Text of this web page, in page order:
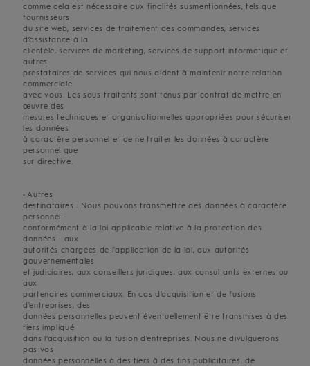
comme cela est nécessaire aux finalités susmentionnées, tels que
fournisseurs
du site web, services de traitement des commandes, services
d’assistance à la
clientèle, services de marketing, services de support informatique et
autres
prestataires de services qui nous aident à maintenir notre relation
commerciale
avec vous. Les sous-traitants sont tenus par contrat de mettre en
œuvre des
mesures techniques et organisationnelles appropriées pour sécuriser
les données
à caractère personnel et de ne traiter les données à caractère
personnel que
sur directive.
• Autres
destinataires : Nous pouvons transmettre des données à caractère
personnel -
conformément à la loi applicable relative à la protection des
données - aux
autorités chargées de l'application de la loi, aux autorités
gouvernementales
et judiciaires, aux conseillers juridiques, aux consultants externes ou
aux
partenaires commerciaux. En cas d'acquisition et de fusions
d'entreprises, des
données personnelles peuvent éventuellement être transmises à des
tiers impliqué
dans l'acquisition ou la fusion d'entreprises. Nous ne divulguerons
pas vos
données personnelles à des tiers à des fins publicitaires, de